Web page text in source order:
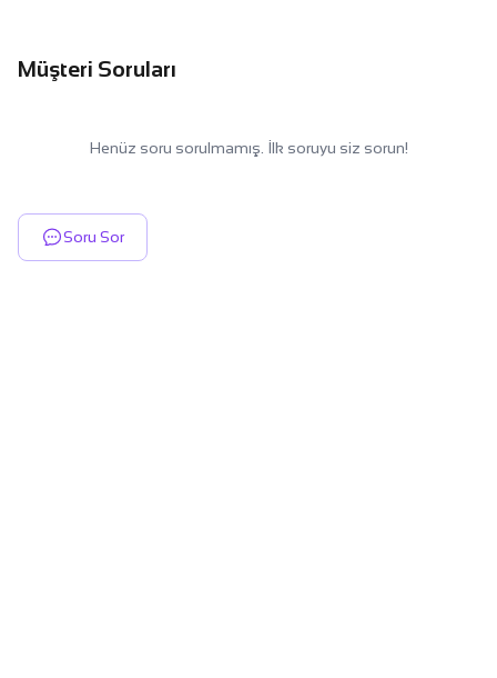
Müşteri Soruları
Henüz soru sorulmamış. İlk soruyu siz sorun!
Soru Sor